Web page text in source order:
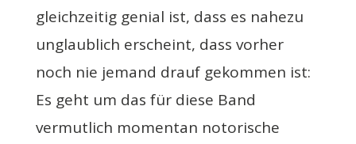
gleichzeitig genial ist, dass es nahezu
unglaublich erscheint, dass vorher
noch nie jemand drauf gekommen ist:
Es geht um das für diese Band
vermutlich momentan notorische